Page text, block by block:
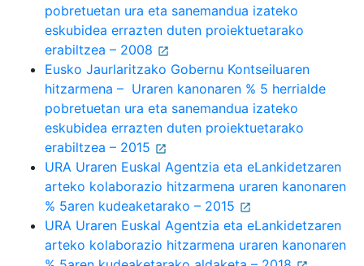
pobretuetan ura eta sanemandua izateko
eskubidea errazten duten proiektuetarako
erabiltzea – 2008
Eusko Jaurlaritzako Gobernu Kontseiluaren
hitzarmena – Uraren kanonaren % 5 herrialde
pobretuetan ura eta sanemandua izateko
eskubidea errazten duten proiektuetarako
erabiltzea – 2015
URA Uraren Euskal Agentzia eta eLankidetzaren
arteko kolaborazio hitzarmena uraren kanonaren
% 5aren kudeaketarako – 2015
URA Uraren Euskal Agentzia eta eLankidetzaren
arteko kolaborazio hitzarmena uraren kanonaren